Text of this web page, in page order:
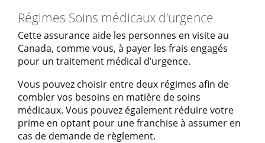
Régimes Soins médicaux d’urgence
Cette assurance aide les personnes en visite au
Canada, comme vous, à payer les frais engagés
pour un traitement médical d’urgence.
Vous pouvez choisir entre deux régimes afin de
combler vos besoins en matière de soins
médicaux. Vous pouvez également réduire votre
prime en optant pour une franchise à assumer en
cas de demande de règlement.